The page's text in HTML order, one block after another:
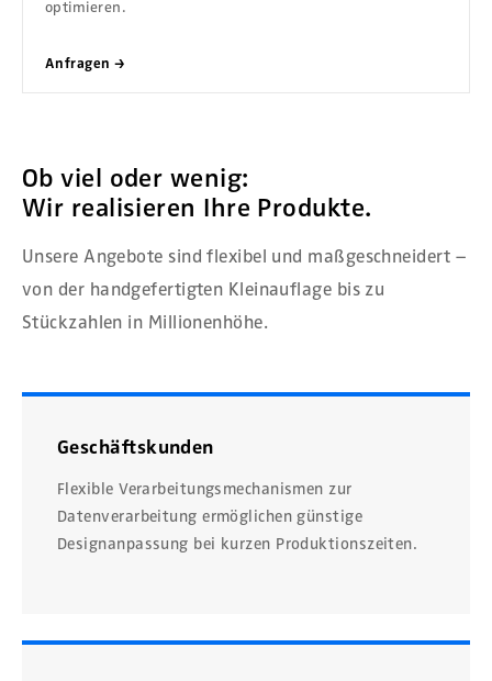
optimieren.
Anfragen →
Ob viel oder wenig:
Wir realisieren Ihre Produkte.
Unsere Angebote sind flexibel und maßgeschneidert –
von der handgefertigten Kleinauflage bis zu
Stückzahlen in Millionenhöhe.
Geschäftskunden
Flexible Verarbeitungsmechanismen zur
Datenverarbeitung ermöglichen günstige
Designanpassung bei kurzen Produktionszeiten.